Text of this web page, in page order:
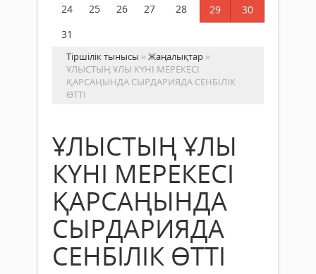
24
25 26 27 28 29
30
31
Тіршілік тынысы »Жаңалықтар »
ҰЛЫСТЫҢ ҰЛЫ КҮНІ МЕРЕКЕСІ
ҚАРСАҢЫНДА СЫРДАРИЯДА СЕНБІЛІК
ӨТТІ
ҰЛЫСТЫҢ ҰЛЫ
КҮНІ МЕРЕКЕСІ
ҚАРСАҢЫНДА
СЫРДАРИЯДА
СЕНБІЛІК ӨТТІ